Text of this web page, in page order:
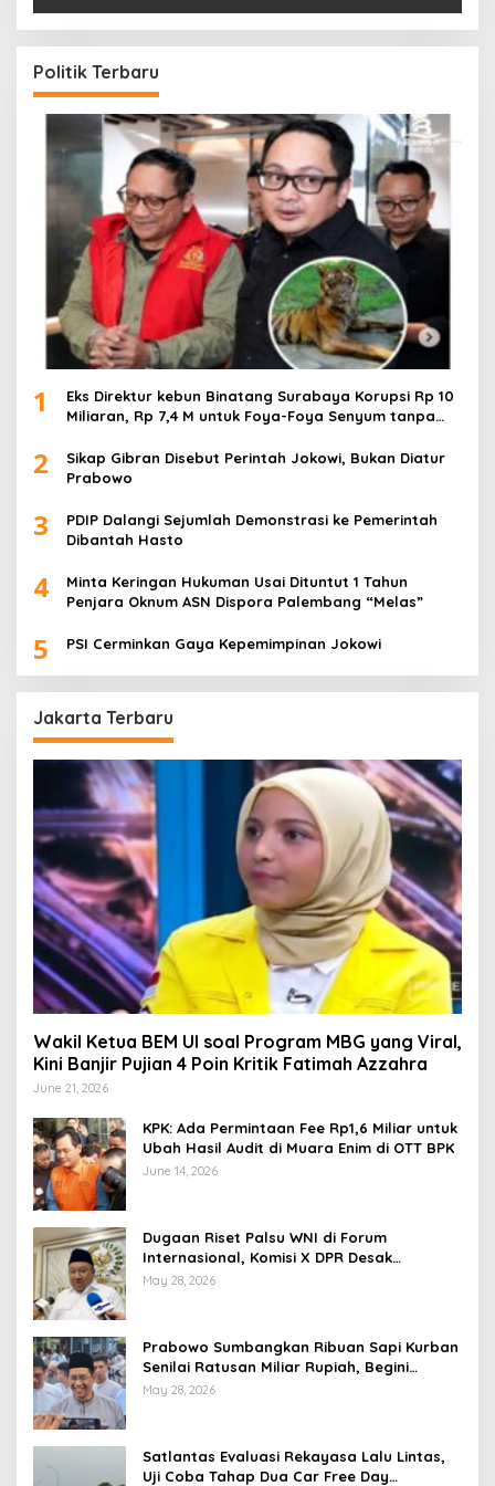
Politik Terbaru
1
Eks Direktur kebun Binatang Surabaya Korupsi Rp 10
Miliaran, Rp 7,4 M untuk Foya-Foya Senyum tanpa
2
Sikap Gibran Disebut Perintah Jokowi, Bukan Diatur
Prabowo
3
PDIP Dalangi Sejumlah Demonstrasi ke Pemerintah
Dibantah Hasto
4
Minta Keringan Hukuman Usai Dituntut 1 Tahun
Penjara Oknum ASN Dispora Palembang “Melas”
5 PSI Cerminkan Gaya Kepemimpinan Jokowi
Jakarta Terbaru
Wakil Ketua BEM UI soal Program MBG yang Viral,
Kini Banjir Pujian 4 Poin Kritik Fatimah Azzahra
June 21, 2026
KPK: Ada Permintaan Fee Rp1,6 Miliar untuk
Ubah Hasil Audit di Muara Enim di OTT BPK
June 14, 2026
Dugaan Riset Palsu WNI di Forum
Internasional, Komisi X DPR Desak
Investigasi dan Penegakan Sanksi Etik
May 28, 2026
Prabowo Sumbangkan Ribuan Sapi Kurban
Senilai Ratusan Miliar Rupiah, Begini
Tanggapan Menkeu Purbaya
May 28, 2026
Satlantas Evaluasi Rekayasa Lalu Lintas,
Uji Coba Tahap Dua Car Free Day